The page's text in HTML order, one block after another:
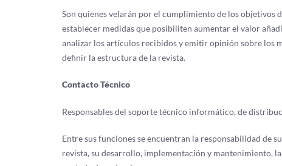
Son quienes velarán por el cumplimiento de los
establecer medidas que posibiliten aumentar el valor
analizar los artículos recibidos y emitir opinión sobre los
definir la estructura de la revista.
Contacto Técnico
Responsables del soporte técnico informático, de
Entre sus funciones se encuentran la responsabilidad de
revista, su desarrollo, implementación y mantenimiento,